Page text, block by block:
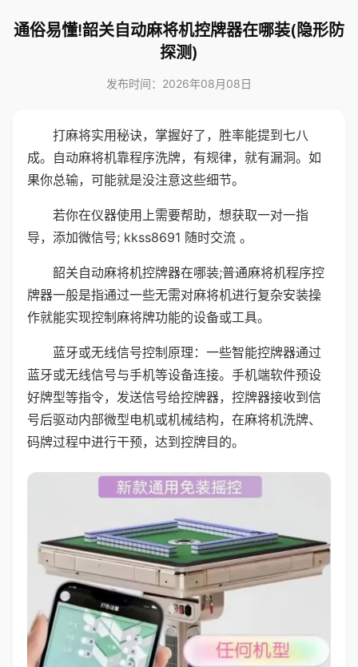
通俗易懂!韶关自动麻将机控牌器在哪装(隐形防
探测)
发布时间：2026年08月08日
打麻将实用秘诀，掌握好了，胜率能提到七八
成。自动麻将机靠程序洗牌，有规律，就有漏洞。如
果你总输，可能就是没注意这些细节。
若你在仪器使用上需要帮助，想获取一对一指
导，添加微信号; kkss8691 随时交流 。
韶关自动麻将机控牌器在哪装;普通麻将机程序控
牌器一般是指通过一些无需对麻将机进行复杂安装操
作就能实现控制麻将牌功能的设备或工具。
蓝牙或无线信号控制原理：一些智能控牌器通过
蓝牙或无线信号与手机等设备连接。手机端软件预设
好牌型等指令，发送信号给控牌器，控牌器接收到信
号后驱动内部微型电机或机械结构，在麻将机洗牌、
码牌过程中进行干预，达到控牌目的。